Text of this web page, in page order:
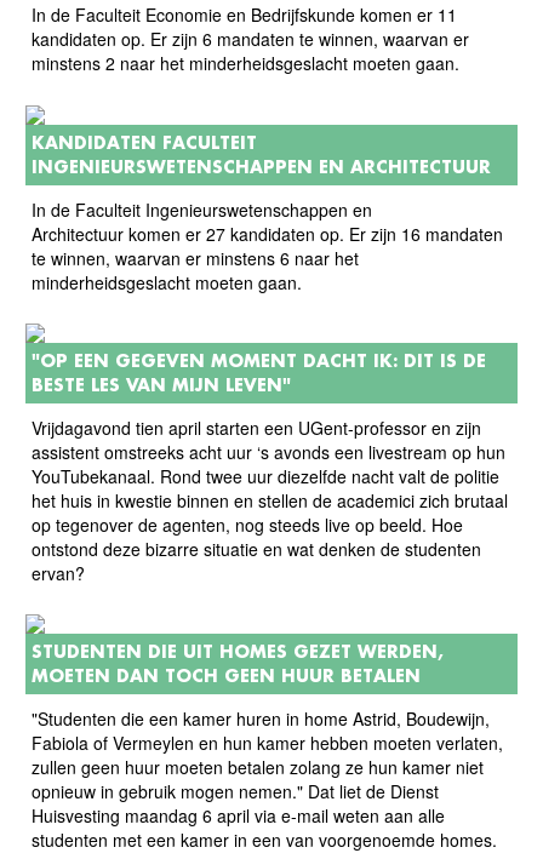
In de Faculteit Economie en Bedrijfskunde komen er 11
kandidaten op. Er zijn 6 mandaten te winnen, waarvan er
minstens 2 naar het minderheidsgeslacht moeten gaan.
KANDIDATEN FACULTEIT
INGENIEURSWETENSCHAPPEN EN ARCHITECTUUR
In de Faculteit Ingenieurswetenschappen en
Architectuur komen er 27 kandidaten op. Er zijn 16 mandaten
te winnen, waarvan er minstens 6 naar het
minderheidsgeslacht moeten gaan.
"OP EEN GEGEVEN MOMENT DACHT IK: DIT IS DE
BESTE LES VAN MIJN LEVEN"
Vrijdagavond tien april starten een UGent-professor en zijn
assistent omstreeks acht uur ‘s avonds een livestream op hun
YouTubekanaal. Rond twee uur diezelfde nacht valt de politie
het huis in kwestie binnen en stellen de academici zich brutaal
op tegenover de agenten, nog steeds live op beeld. Hoe
ontstond deze bizarre situatie en wat denken de studenten
ervan?
STUDENTEN DIE UIT HOMES GEZET WERDEN,
MOETEN DAN TOCH GEEN HUUR BETALEN
"Studenten die een kamer huren in home Astrid, Boudewijn,
Fabiola of Vermeylen en hun kamer hebben moeten verlaten,
zullen geen huur moeten betalen zolang ze hun kamer niet
opnieuw in gebruik mogen nemen." Dat liet de Dienst
Huisvesting maandag 6 april via e-mail weten aan alle
studenten met een kamer in een van voorgenoemde homes.